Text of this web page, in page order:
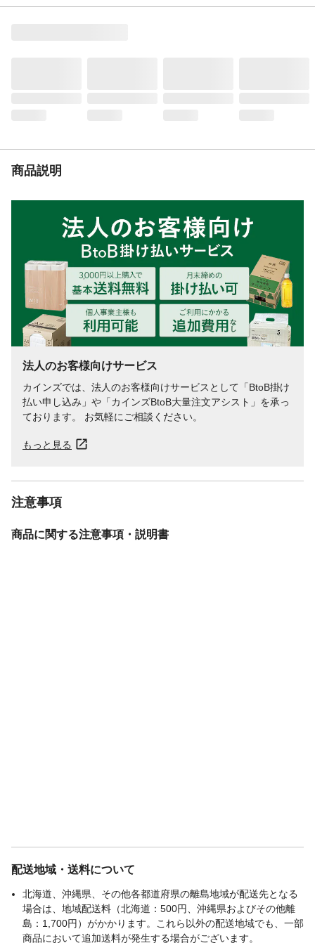
重量
3.6ｋｇ
商品説明
法人のお客様向けサービス
カインズでは、法人のお客様向けサービスとして「BtoB掛け
払い申し込み」や「カインズBtoB大量注文アシスト」を承っ
ております。 お気軽にご相談ください。
もっと見る
注意事項
商品に関する注意事項・説明書
配送地域・送料について
北海道、沖縄県、その他各都道府県の離島地域が配送先となる
場合は、地域配送料（北海道：500円、沖縄県およびその他離
島：1,700円）がかかります。これら以外の配送地域でも、一部
商品において追加送料が発生する場合がございます。